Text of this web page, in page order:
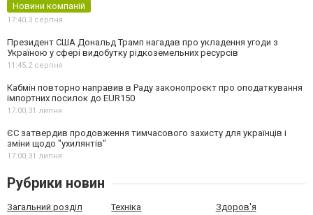
Новини компаній
17:40,3 серпня
Президент США Дональд Трамп нагадав про укладення угоди з
Україною у сфері видобутку рідкоземельних ресурсів
11:45,2 серпня
Кабмін повторно направив в Раду законопроєкт про оподаткування
імпортних посилок до EUR150
17:00,31 липня
ЄС затвердив продовження тимчасового захисту для українців і
зміни щодо "ухилянтів"
17:00,31 липня
Рубрики новин
Загальний розділ Техніка Здоров'я